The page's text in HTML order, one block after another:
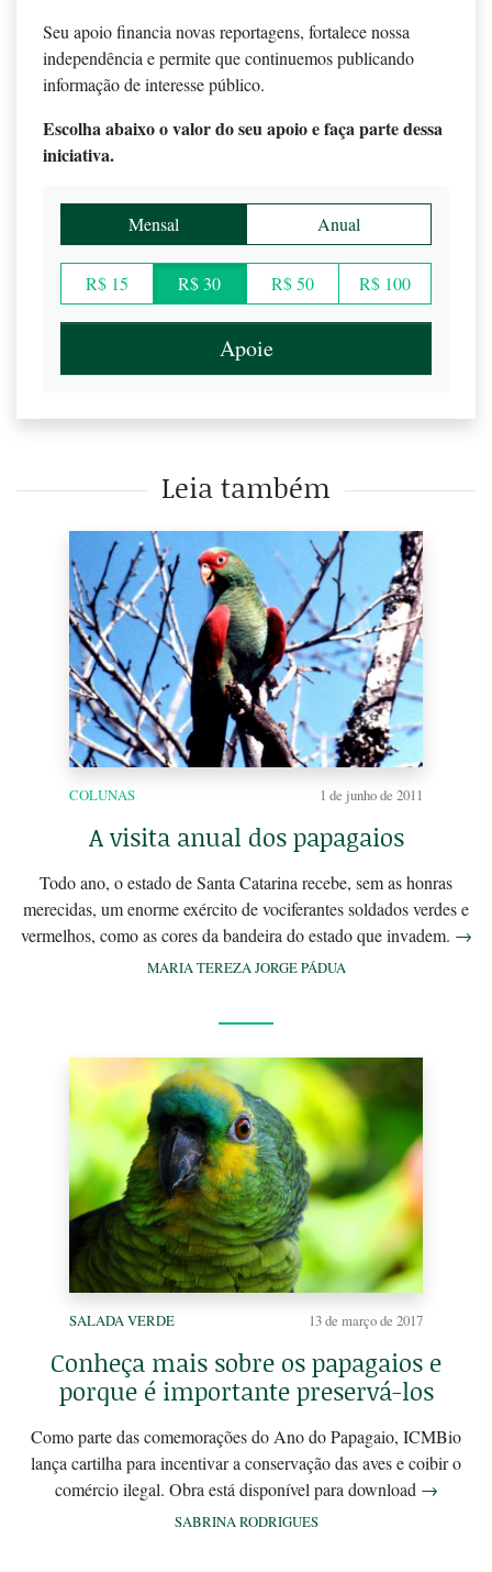
Seu apoio financia novas reportagens, fortalece nossa
independência e permite que continuemos publicando
informação de interesse público.
Escolha abaixo o valor do seu apoio e faça parte dessa
iniciativa.
Mensal Anual
R$ 15 R$ 30 R$ 50 R$ 100
Apoie
Leia também
COLUNAS 1 de junho de 2011
A visita anual dos papagaios
Todo ano, o estado de Santa Catarina recebe, sem as honras
merecidas, um enorme exército de vociferantes soldados verdes e
vermelhos, como as cores da bandeira do estado que invadem. →
MARIA TEREZA JORGE PÁDUA
SALADA VERDE 13 de março de 2017
Conheça mais sobre os papagaios e
porque é importante preservá-los
Como parte das comemorações do Ano do Papagaio, ICMBio
lança cartilha para incentivar a conservação das aves e coibir o
comércio ilegal. Obra está disponível para download →
SABRINA RODRIGUES